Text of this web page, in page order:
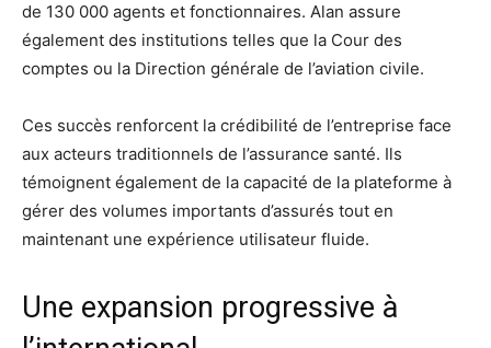
de 130 000 agents et fonctionnaires. Alan assure
également des institutions telles que la Cour des
comptes ou la Direction générale de l’aviation civile.
Ces succès renforcent la crédibilité de l’entreprise face
aux acteurs traditionnels de l’assurance santé. Ils
témoignent également de la capacité de la plateforme à
gérer des volumes importants d’assurés tout en
maintenant une expérience utilisateur fluide.
Une expansion progressive à